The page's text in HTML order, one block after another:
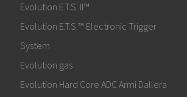
Evolution E.T.S. II™
Evolution E.T.S.™ Electronic Trigger
System
Evolution gas
Evolution Hard Core ADC Armi Dallera